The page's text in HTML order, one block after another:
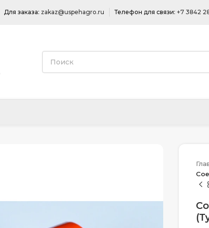
Для заказа: zakaz@uspehagro.ru Телефон для связи: +7 3842